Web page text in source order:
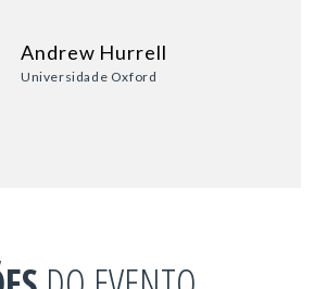
Andrew Hurrell
Universidade Oxford